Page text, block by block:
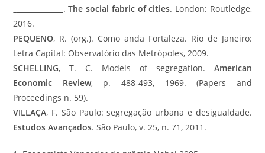
.The social fabric of cities. London: Routledge,
2016.
PEQUENO, R. (org.). Como anda Fortaleza. Rio de Janeiro:
Letra Capital: Observatório das Metrópoles, 2009.
SCHELLING, T. C. Models of segregation. American
Economic Review, p. 488-493, 1969. (Papers and
Proceedings n. 59).
VILLAÇA, F. São Paulo: segregação urbana e desigualdade.
Estudos Avançados. São Paulo, v. 25, n. 71, 2011.